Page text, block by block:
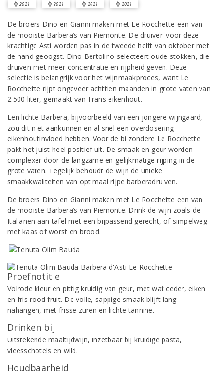
2021 2021 2021 2021
De broers Dino en Gianni maken met Le Rocchette een van
de mooiste Barbera’s van Piemonte. De druiven voor deze
krachtige Asti worden pas in de tweede helft van oktober met
de hand geoogst. Dino Bertolino selecteert oude stokken, die
druiven met meer concentratie en rijpheid geven. Deze
selectie is belangrijk voor het wijnmaakproces, want Le
Rocchette rijpt ongeveer achttien maanden in grote vaten van
2.500 liter, gemaakt van Frans eikenhout.
Een lichte Barbera, bijvoorbeeld van een jongere wijngaard,
zou dit niet aankunnen en al snel een overdosering
eikenhoutinvloed hebben. Voor de bijzondere Le Rocchette
pakt het juist heel positief uit. De smaak en geur worden
complexer door de langzame en gelijkmatige rijping in de
grote vaten. Tegelijk behoudt de wijn de unieke
smaakkwaliteiten van optimaal rijpe barberadruiven.
De broers Dino en Gianni maken met Le Rocchette een van
de mooiste Barbera’s van Piemonte. Drink de wijn zoals de
Italianen aan tafel met een bijpassend gerecht, of simpelweg
met kaas of worst en brood.
Proefnotitie
Volrode kleur en pittig kruidig van geur, met wat ceder, eiken
en fris rood fruit. De volle, sappige smaak blijft lang
nahangen, met frisse zuren en lichte tannine.
Drinken bij
Uitstekende maaltijdwijn, inzetbaar bij kruidige pasta,
vleesschotels en wild.
Houdbaarheid